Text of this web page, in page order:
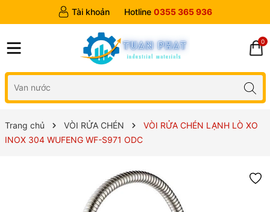
Tài khoản Hotline 0355 365 936
0
Trang chủ VÒI RỬA CHÉN
VÒI RỬA CHÉN LẠNH LÒ XO
INOX 304 WUFENG WF-S971 ODC